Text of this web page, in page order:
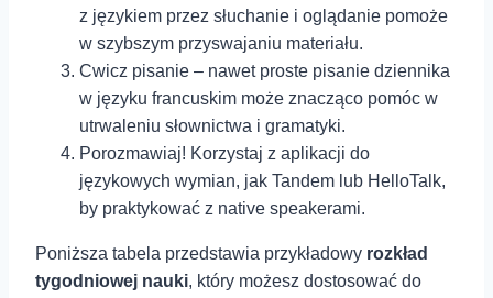
z językiem przez ⁣słuchanie i oglądanie‍ pomoże
w szybszym przyswajaniu materiału.
Cwicz pisanie – nawet proste pisanie dziennika
w języku‍ francuskim może znacząco pomóc w
utrwaleniu⁢ słownictwa i gramatyki.
Porozmawiaj! Korzystaj z aplikacji do
językowych wymian, jak Tandem‍ lub HelloTalk,
by praktykować ⁣z native speakerami.
Poniższa tabela przedstawia przykładowy rozkład⁢
tygodniowej⁣ nauki, który możesz dostosować do